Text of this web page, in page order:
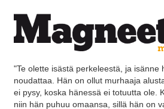
"Te olette isästä perkeleestä, ja isänne
noudattaa. Hän on ollut murhaaja
ei pysy, koska hänessä ei totuutta ole.
niin hän puhuu omaansa, sillä hän on